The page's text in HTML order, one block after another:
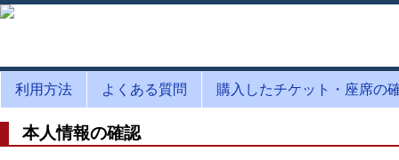
利用方法 よくある質問 購入したチケット・座席の
本人情報の確認